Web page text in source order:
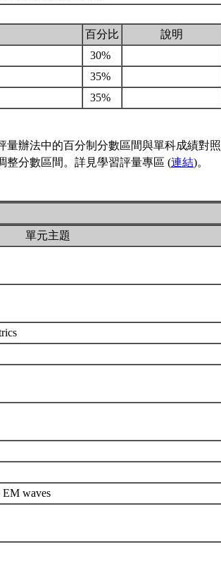
百分比
說明
30%
35%
35%
量辦法中的百分制分數區間與單科成績對照
整分數區間。詳見學習評量專區 (連結)。
單元主題
EM waves